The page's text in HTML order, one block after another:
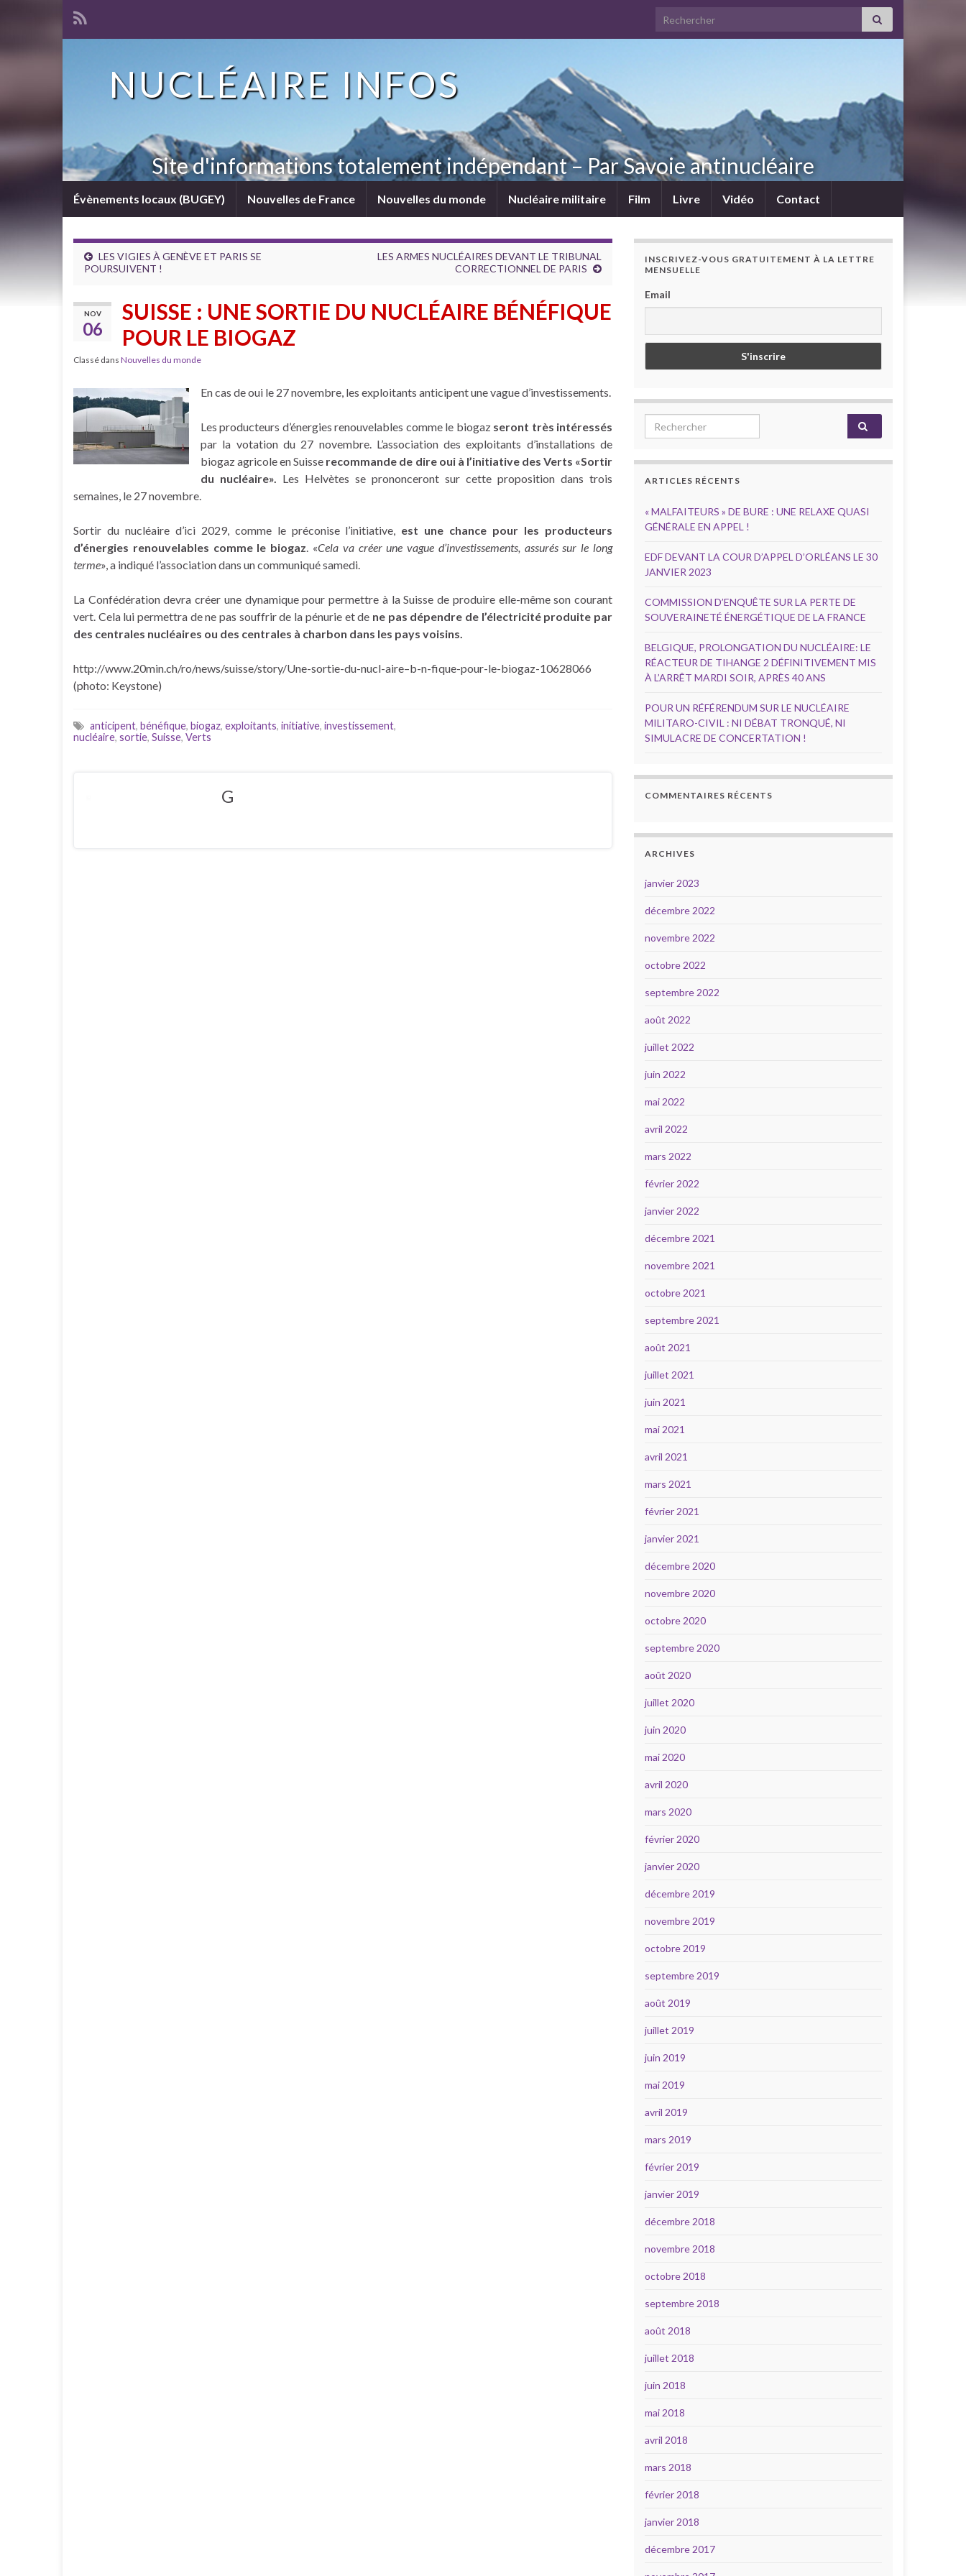
Search for:
NUCLÉAIRE INFOS
Site d'informations totalement indépendant – Par Savoie antinucléaire
Évènements locaux (BUGEY) Nouvelles de France Nouvelles du monde Nucléaire militaire Film Livre Vidéo Contact
LES VIGIES À GENÈVE ET PARIS SE
POURSUIVENT !
LES ARMES NUCLÉAIRES DEVANT LE TRIBUNAL
CORRECTIONNEL DE PARIS
NOV
06
SUISSE : UNE SORTIE DU NUCLÉAIRE BÉNÉFIQUE
POUR LE BIOGAZ
Classé dans Nouvelles du monde
En cas de oui le 27 novembre, les exploitants anticipent une vague d’investissements.
Les producteurs d’énergies renouvelables comme le biogaz seront très intéressés
par la votation du 27 novembre. L’association des exploitants d’installations de
biogaz agricole en Suisse recommande de dire oui à l’initiative des Verts «Sortir
du nucléaire». Les Helvètes se prononceront sur cette proposition dans trois
semaines, le 27 novembre.
Sortir du nucléaire d’ici 2029, comme le préconise l’initiative, est une chance pour les producteurs
d’énergies renouvelables comme le biogaz. «Cela va créer une vague d’investissements, assurés sur le long
terme», a indiqué l’association dans un communiqué samedi.
La Confédération devra créer une dynamique pour permettre à la Suisse de produire elle-même son courant
vert. Cela lui permettra de ne pas souffrir de la pénurie et de ne pas dépendre de l’électricité produite par
des centrales nucléaires ou des centrales à charbon dans les pays voisins.
http://www.20min.ch/ro/news/suisse/story/Une-sortie-du-nucl-aire–b-n-fique-pour-le-biogaz-10628066
(photo: Keystone)
anticipent, bénéfique, biogaz, exploitants, initiative, investissement,
nucléaire, sortie, Suisse, Verts
G
INSCRIVEZ-VOUS GRATUITEMENT À LA LETTRE
MENSUELLE
Email
Search for:
ARTICLES RÉCENTS
« MALFAITEURS » DE BURE : UNE RELAXE QUASI
GÉNÉRALE EN APPEL !
EDF DEVANT LA COUR D’APPEL D’ORLÉANS LE 30
JANVIER 2023
COMMISSION D’ENQUÊTE SUR LA PERTE DE
SOUVERAINETÉ ÉNERGÉTIQUE DE LA FRANCE
BELGIQUE, PROLONGATION DU NUCLÉAIRE: LE
RÉACTEUR DE TIHANGE 2 DÉFINITIVEMENT MIS
À L’ARRÊT MARDI SOIR, APRÈS 40 ANS
POUR UN RÉFÉRENDUM SUR LE NUCLÉAIRE
MILITARO-CIVIL : NI DÉBAT TRONQUÉ, NI
SIMULACRE DE CONCERTATION !
COMMENTAIRES RÉCENTS
ARCHIVES
janvier 2023
décembre 2022
novembre 2022
octobre 2022
septembre 2022
août 2022
juillet 2022
juin 2022
mai 2022
avril 2022
mars 2022
février 2022
janvier 2022
décembre 2021
novembre 2021
octobre 2021
septembre 2021
août 2021
juillet 2021
juin 2021
mai 2021
avril 2021
mars 2021
février 2021
janvier 2021
décembre 2020
novembre 2020
octobre 2020
septembre 2020
août 2020
juillet 2020
juin 2020
mai 2020
avril 2020
mars 2020
février 2020
janvier 2020
décembre 2019
novembre 2019
octobre 2019
septembre 2019
août 2019
juillet 2019
juin 2019
mai 2019
avril 2019
mars 2019
février 2019
janvier 2019
décembre 2018
novembre 2018
octobre 2018
septembre 2018
août 2018
juillet 2018
juin 2018
mai 2018
avril 2018
mars 2018
février 2018
janvier 2018
décembre 2017